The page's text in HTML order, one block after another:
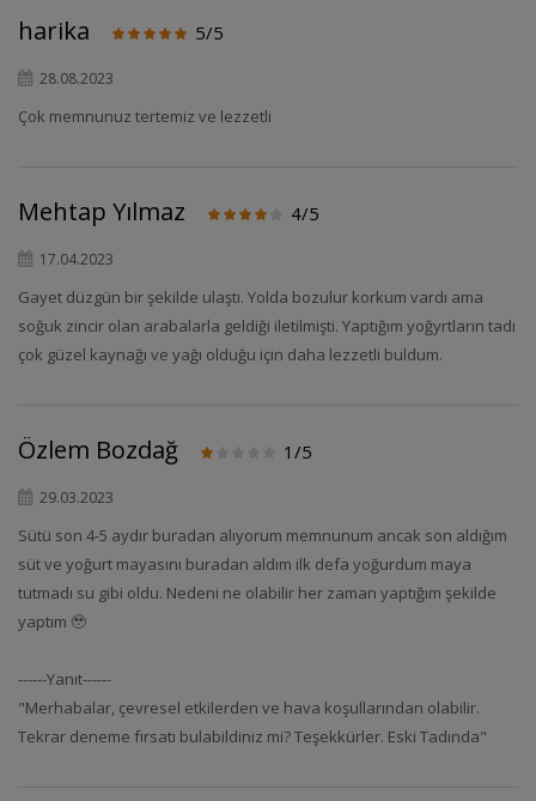
harika 5/5
28.08.2023
Çok memnunuz tertemiz ve lezzetli
Mehtap Yılmaz 4/5
17.04.2023
Gayet düzgün bir şekilde ulaştı. Yolda bozulur korkum vardı ama
soğuk zincir olan arabalarla geldiği iletilmişti. Yaptığım yoğyrtların tadı
çok güzel kaynağı ve yağı olduğu için daha lezzetli buldum.
Özlem Bozdağ 1/5
29.03.2023
Sütü son 4-5 aydır buradan alıyorum memnunum ancak son aldığım
süt ve yoğurt mayasını buradan aldım ilk defa yoğurdum maya
tutmadı su gibi oldu. Nedeni ne olabilir her zaman yaptığım şekilde
yaptım 🥹
------Yanıt------
"Merhabalar, çevresel etkilerden ve hava koşullarından olabilir.
Tekrar deneme fırsatı bulabildiniz mi? Teşekkürler. Eski Tadında"